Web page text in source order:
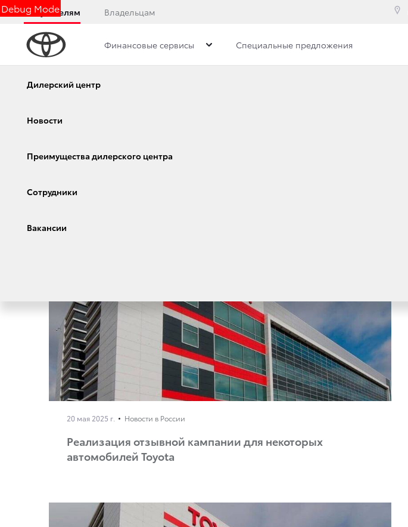
Debug Mode
Покупателям Владельцам
Финансовые сервисы
Калькулятор
Консультация по кредиту
Онлайн-одобрение
Обзор раздела
Специальные предложения
Дилерский центр
Новости
Преимущества дилерского центра
Сотрудники
Вакансии
Дилерский центр
20 мая 2025 г. Новости в России
Реализация отзывной кампании для некоторых
автомобилей Toyota